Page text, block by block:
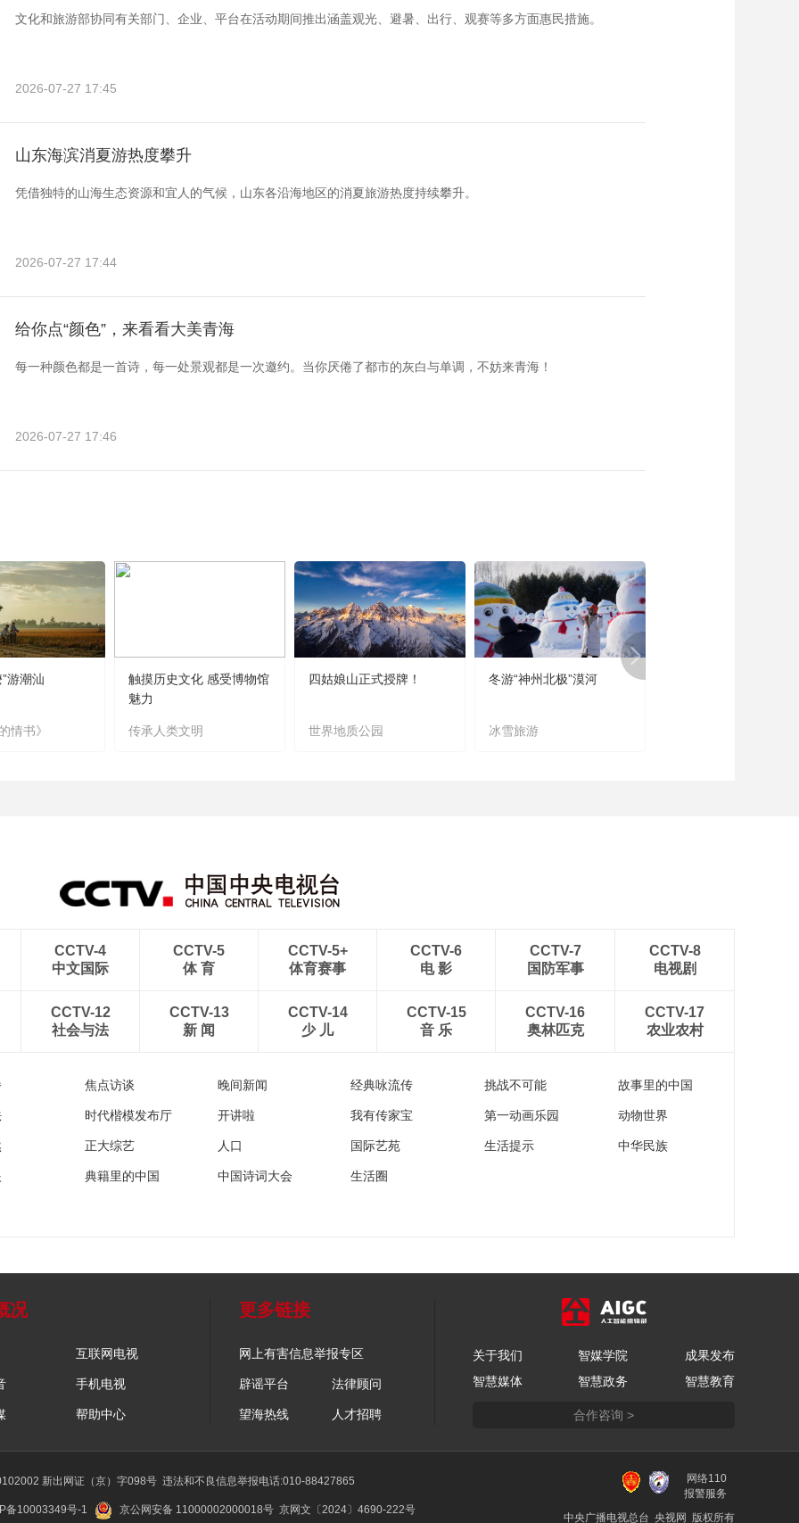
文化和旅游部协同有关部门、企业、平台在活动期间推出涵盖观光、避暑、出行、观赛等多方面惠民措施。
2026-07-27 17:45
山东海滨消夏游热度攀升
凭借独特的山海生态资源和宜人的气候，山东各沿海地区的消夏旅游热度持续攀升。
2026-07-27 17:44
给你点“颜色”，来看看大美青海
每一种颜色都是一首诗，每一处景观都是一次邀约。当你厌倦了都市的灰白与单调，不妨来青海！
2026-07-27 17:46
游潮汕
情书》
触摸历史文化 感受博物馆
魅力
传承人类文明
四姑娘山正式授牌！
世界地质公园
冬游“神州北极”漠河
冰雪旅游
CCTV-4
中文国际
CCTV-5
体 育
CCTV-5+
体育赛事
CCTV-6
电 影
CCTV-7
国防军事
CCTV-8
电视剧
CCTV-12
社会与法
CCTV-13
新 闻
CCTV-14
少 儿
CCTV-15
音 乐
CCTV-16
奥林匹克
CCTV-17
农业农村
焦点访谈 晚间新闻 经典咏流传 挑战不可能 故事里的中国
时代楷模发布厅 开讲啦 我有传家宝 第一动画乐园 动物世界
正大综艺 人口 国际艺苑 生活提示 中华民族
典籍里的中国 中国诗词大会 生活圈
况
互联网电视
手机电视
帮助中心
更多链接
网上有害信息举报专区
辟谣平台 法律顾问
望海热线 人才招聘
关于我们 智媒学院
成果发布
智慧媒体
智慧政务 智慧教育
合作咨询 >
新出网证（京）字098号 违法和不良信息举报电话:010-88427865
备10003349号-1 京公网安备 11000002000018号 京网文〔2024〕4690-222号
网络110
报警服务
中央广播电视总台 央视网 版权所有